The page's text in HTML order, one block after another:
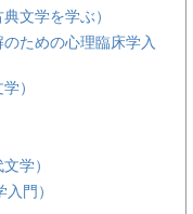
文学を学ぶ）
ための心理臨床学入
）
学）
門）